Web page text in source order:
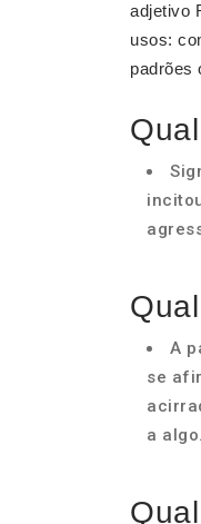
adjetivo
usos:
padrões
A
se
a algo.